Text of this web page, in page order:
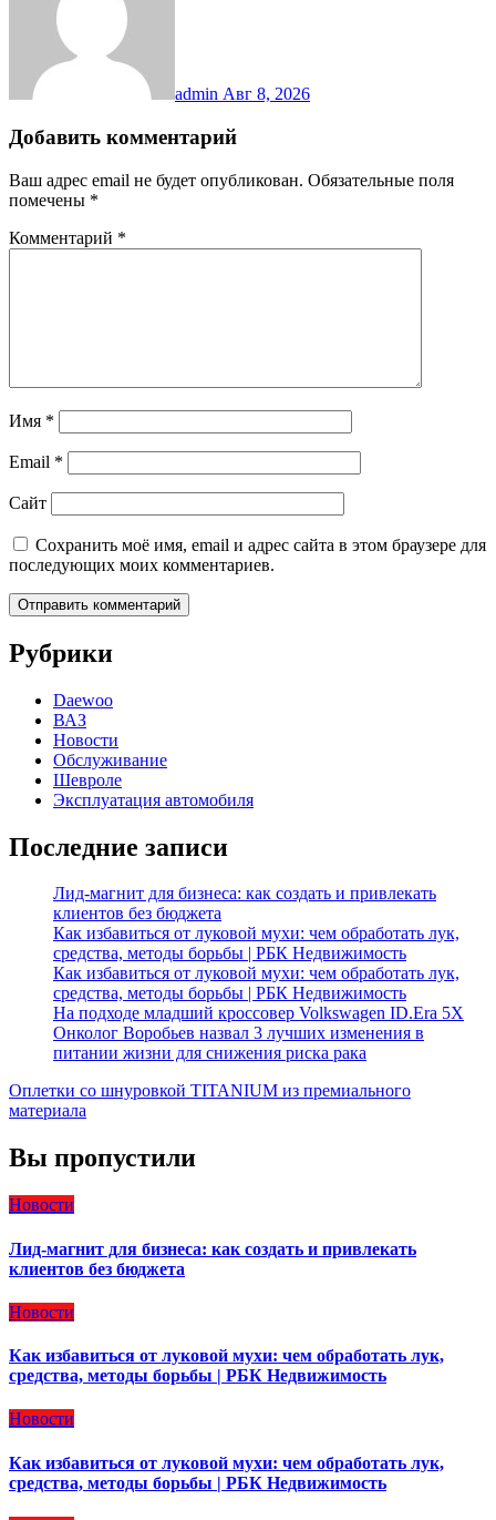
admin Авг 8, 2026
Добавить комментарий
Ваш адрес email не будет опубликован. Обязательные поля
помечены *
Комментарий *
Имя *
Email *
Сайт
Сохранить моё имя, email и адрес сайта в этом браузере для
последующих моих комментариев.
Рубрики
Daewoo
ВАЗ
Новости
Обслуживание
Шевроле
Эксплуатация автомобиля
Последние записи
Лид-магнит для бизнеса: как создать и привлекать
клиентов без бюджета
Как избавиться от луковой мухи: чем обработать лук,
средства, методы борьбы | РБК Недвижимость
Как избавиться от луковой мухи: чем обработать лук,
средства, методы борьбы | РБК Недвижимость
На подходе младший кроссовер Volkswagen ID.Era 5X
Онколог Воробьев назвал 3 лучших изменения в
питании жизни для снижения риска рака
Оплетки со шнуровкой TITANIUM из премиального
материала
Вы пропустили
Новости
Лид-магнит для бизнеса: как создать и привлекать
клиентов без бюджета
Новости
Как избавиться от луковой мухи: чем обработать лук,
средства, методы борьбы | РБК Недвижимость
Новости
Как избавиться от луковой мухи: чем обработать лук,
средства, методы борьбы | РБК Недвижимость